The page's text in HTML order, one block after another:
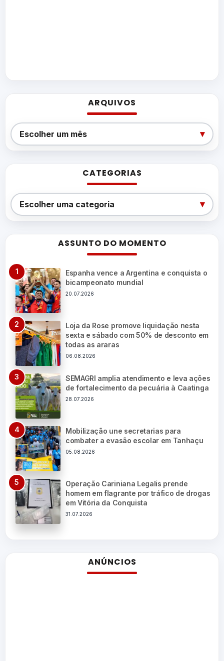
ARQUIVOS
Arquivos
Escolher um mês ▾
CATEGORIAS
Categorias
Escolher uma categoria ▾
ASSUNTO DO MOMENTO
Espanha vence a Argentina e conquista o
bicampeonato mundial
20.07.2026
Loja da Rose promove liquidação nesta
sexta e sábado com 50% de desconto em
todas as araras
06.08.2026
SEMAGRI amplia atendimento e leva ações
de fortalecimento da pecuária à Caatinga
28.07.2026
Mobilização une secretarias para
combater a evasão escolar em Tanhaçu
05.08.2026
Operação Cariniana Legalis prende
homem em flagrante por tráfico de drogas
em Vitória da Conquista
31.07.2026
ANÚNCIOS